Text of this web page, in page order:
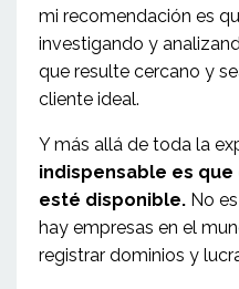
mi recomendación es
investigando y
que resulte cercano y
cliente ideal.
Y más allá de toda la
indispensable es
esté disponible. No
hay empresas en el
registrar dominios y